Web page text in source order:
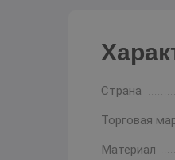
Страна
Торговая
Материал